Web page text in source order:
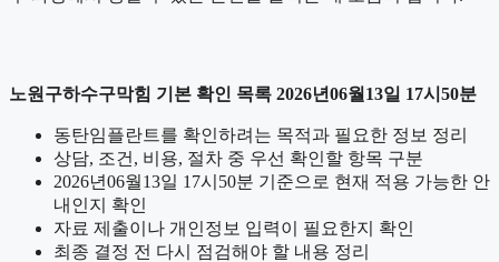
노원구하수구막힘 기본 확인 목록 2026년06월13일 17시50분
동탄임플란트를 확인하려는 목적과 필요한 정보 정리
상담, 조건, 비용, 절차 중 우선 확인할 항목 구분
2026년06월13일 17시50분 기준으로 현재 적용 가능한 안
내인지 확인
자료 제출이나 개인정보 입력이 필요한지 확인
최종 결정 전 다시 점검해야 할 내용 정리